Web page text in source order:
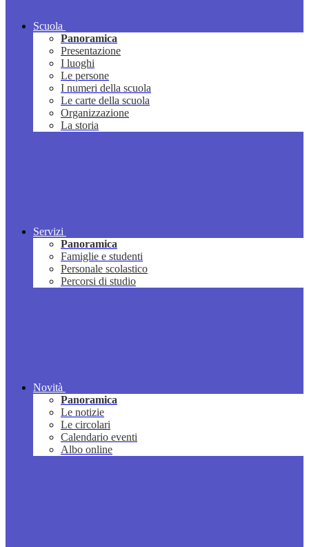
Scuola
Panoramica
Presentazione
I luoghi
Le persone
I numeri della scuola
Le carte della scuola
Organizzazione
La storia
Servizi
Panoramica
Famiglie e studenti
Personale scolastico
Percorsi di studio
Novità
Panoramica
Le notizie
Le circolari
Calendario eventi
Albo online